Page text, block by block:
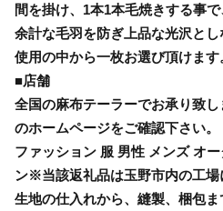
間を掛け、1本1本毛焼きする事で
余計な毛羽を防ぎ上品な光沢と
使用の中から一枚お選び頂けます
■店舗
全国の麻布テーラーでお承り致
のホームページをご確認下さい。
ファッション 服 男性 メンズ オ
ン※当該返礼品は玉野市内の工場
生地の仕入れから、縫製、梱包